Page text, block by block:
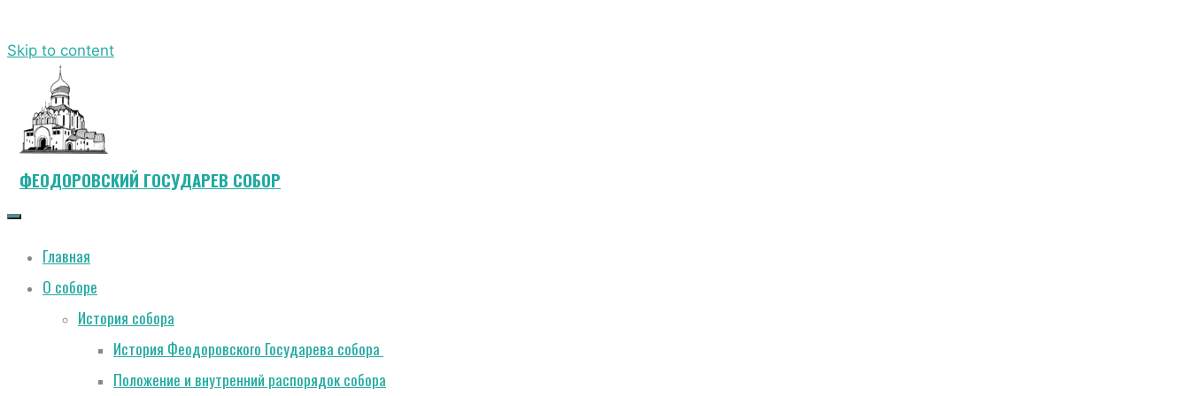
Skip to content
ФЕОДОРОВСКИЙ ГОСУДАРЕВ СОБОР
Главная
О соборе
История собора
История Феодоровского Государева собора
Положение и внутренний распорядок собора